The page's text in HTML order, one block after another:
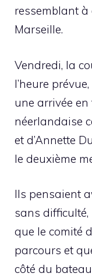
ressemblant à
Marseille.
Vendredi, la
l’heure
une arrivée en
néerlandaise
et d’Annette
le deuxième
Ils pensaient
sans difficulté,
que le comité
parcours et
côté du